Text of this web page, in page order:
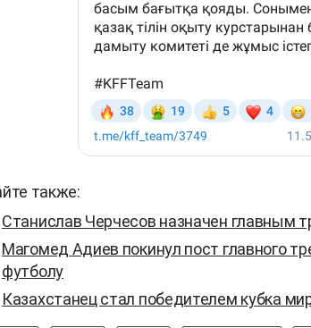
также:
Станислав Черчесов назначен главным
Магомед Адиев покинул пост главного
футболу
Казахстанец стал победителем кубка